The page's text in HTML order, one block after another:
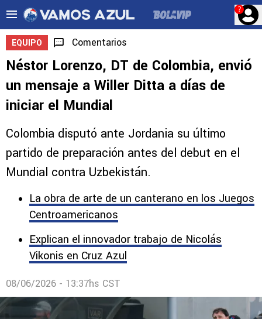
?
EQUIPO Comentarios
Néstor Lorenzo, DT de Colombia, envió
un mensaje a Willer Ditta a días de
iniciar el Mundial
Colombia disputó ante Jordania su último
partido de preparación antes del debut en el
Mundial contra Uzbekistán.
La obra de arte de un canterano en los Juegos
Centroamericanos
Explican el innovador trabajo de Nicolás
Vikonis en Cruz Azul
08/06/2026 - 13:37hs CST